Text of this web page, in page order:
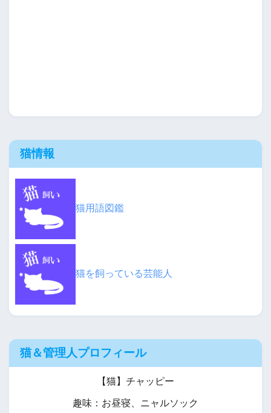
猫情報
猫用語図鑑
猫を飼っている芸能人
猫＆管理人プロフィール
【猫】チャッピー
趣味：お昼寝、ニャルソック